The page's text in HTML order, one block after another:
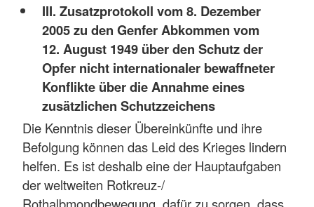
III. Zusatzprotokoll vom 8. Dezember
2005 zu den Genfer Abkommen vom
12. August 1949 über den Schutz der
Opfer nicht internationaler bewaffneter
Konflikte über die Annahme eines
zusätzlichen Schutzzeichens
Die Kenntnis dieser Übereinkünfte und ihre
Befolgung können das Leid des Krieges lindern
helfen. Es ist deshalb eine der Hauptaufgaben
der weltweiten Rotkreuz-/